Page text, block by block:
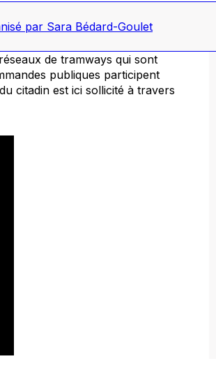
par Sara Bédard-Goulet
de tramways qui sont
publiques participent
citadin est ici sollicité à travers